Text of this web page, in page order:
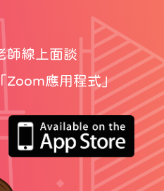
師線上面談
Zoom應用程式」